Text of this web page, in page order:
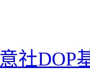
社DOP